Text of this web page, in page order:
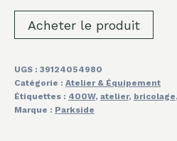
Acheter le produit
UGS : 39124054980
Catégorie : Atelier & Équipement
Étiquettes : 400W, atelier, bricolage,
Marque : Parkside